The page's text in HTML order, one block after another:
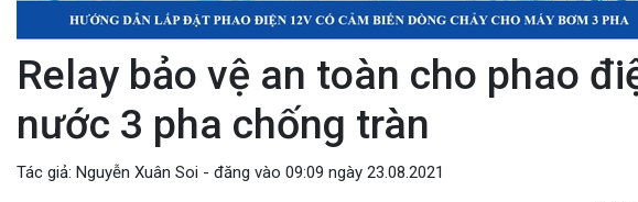
Relay bảo vệ an toàn cho phao
nước 3 pha chống tràn
Tác giả: Nguyễn Xuân Soi - đăng vào 09:09 ngày 23.08.2021